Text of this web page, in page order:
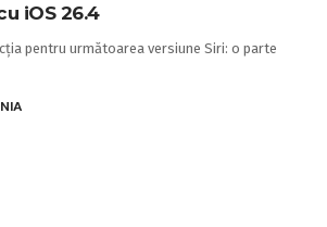
iOS 26.4
pentru următoarea versiune Siri: o parte